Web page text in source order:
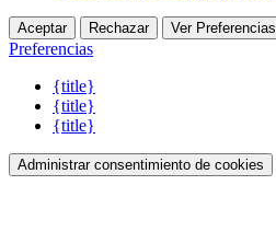
Aceptar Rechazar Ver Preferencias
Preferencias
{title}
{title}
{title}
Administrar consentimiento de cookies